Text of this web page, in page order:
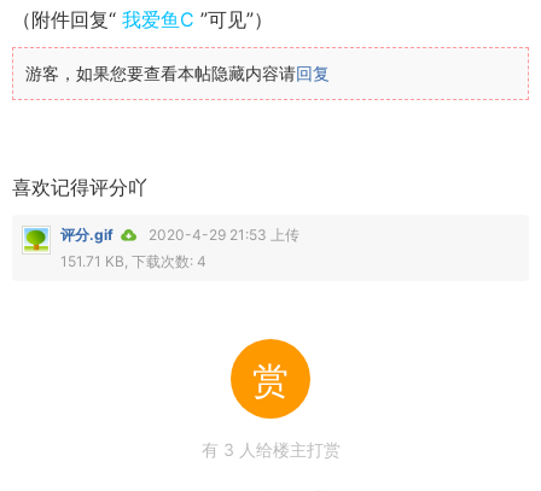
（附件回复“ 我爱鱼C ”可见”）
游客，如果您要查看本帖隐藏内容请回复
喜欢记得评分吖
评分.gif
2020-4-29 21:53 上传
151.71 KB, 下载次数: 4
赏
有 3 人给楼主打赏